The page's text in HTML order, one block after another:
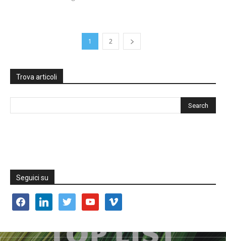
1 2
Trova articoli
Seguici su
facebooklinkedin twitter youtube vimeo